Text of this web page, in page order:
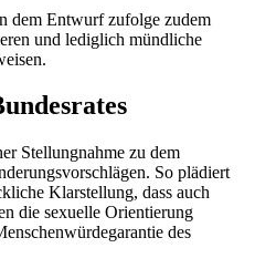
dem Entwurf zufolge zudem
und lediglich mündliche
Stellungnahme zu dem
So plädiert
Klarstellung, dass auch
die sexuelle Orientierung
des